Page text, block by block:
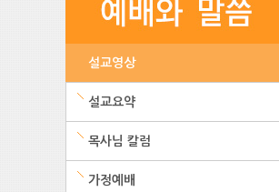
설교영상
설교요약
목사님 칼럼
가정예배